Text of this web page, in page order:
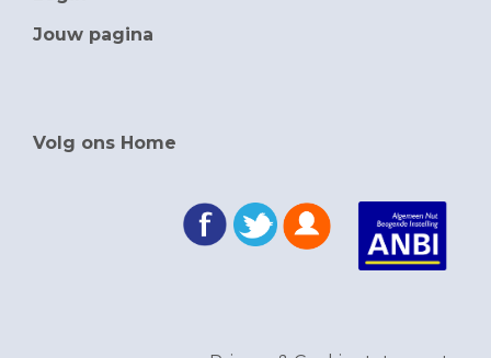
Jouw pagina
Volg ons Home